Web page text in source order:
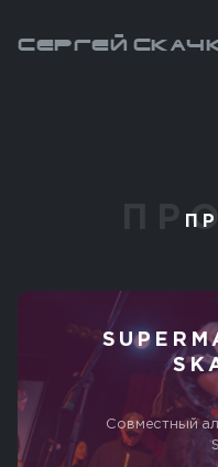
Сергей
Совместный